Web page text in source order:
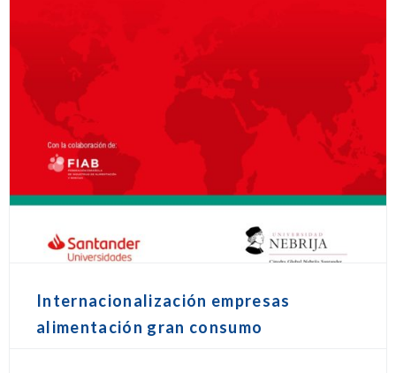
Internacionalización empresas
alimentación gran consumo